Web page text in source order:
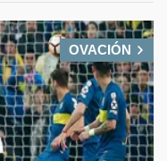
OVACIÓN